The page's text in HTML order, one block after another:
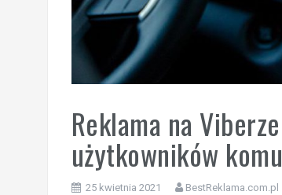
Reklama na
użytkowników
25 kwietnia 2021 BestReklama.com.pl